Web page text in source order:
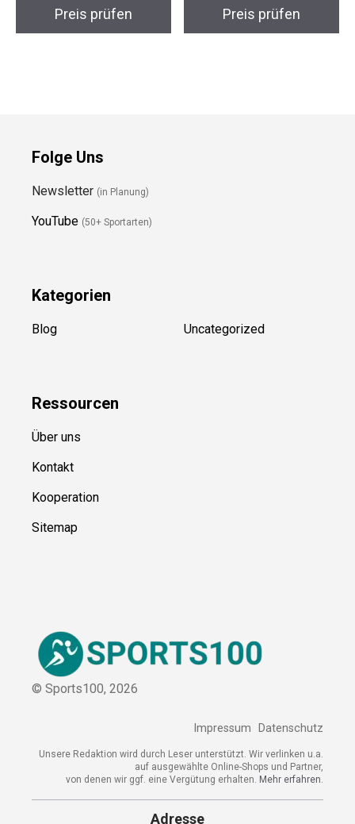
Preis prüfen Preis prüfen
Folge Uns
Newsletter (in Planung)
YouTube (50+ Sportarten)
Kategorien
Blog Uncategorized
Ressourcen
Über uns
Kontakt
Kooperation
Sitemap
© Sports100, 2026
Impressum Datenschutz
Unsere Redaktion wird durch Leser unterstützt. Wir verlinken u.a.
auf ausgewählte Online-Shops und Partner,
von denen wir ggf. eine Vergütung erhalten. Mehr erfahren.
Adresse